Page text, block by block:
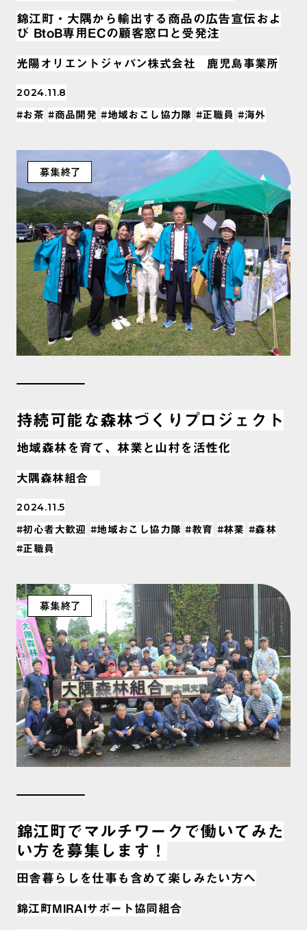
錦江町・大隅から輸出する商品の広告宣伝およ
び BtoB専用ECの顧客窓口と受発注
光陽オリエントジャパン株式会社 鹿児島事業所
2024.11.8
#お茶 #商品開発 #地域おこし協力隊 #正職員 #海外
持続可能な森林づくりプロジェクト
地域森林を育て、林業と山村を活性化
大隅森林組合
2024.11.5
#初心者大歓迎 #地域おこし協力隊 #教育 #林業 #森林
#正職員
錦江町でマルチワークで働いてみた
い方を募集します！
田舎暮らしを仕事も含めて楽しみたい方へ
錦江町MIRAIサポート協同組合